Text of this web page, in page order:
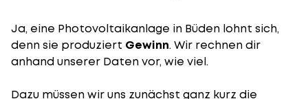
Ja, eine Photovoltaikanlage in Büden lohnt sich,
denn sie produziert Gewinn. Wir rechnen dir
anhand unserer Daten vor, wie viel.
Dazu müssen wir uns zunächst ganz kurz die